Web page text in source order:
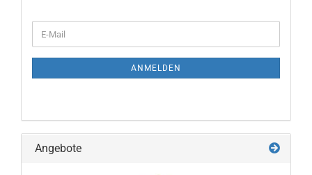
ZUR
E-
Mail
ANMELDEN
Angebote